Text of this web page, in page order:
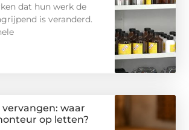
dat hun werk de
is veranderd.
vervangen: waar
op letten?